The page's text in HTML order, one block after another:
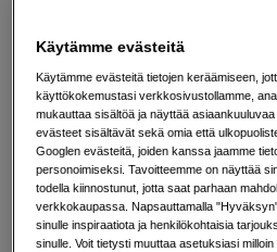
3 659 EUR
Käytämme evästeitä
Käytämme evästeitä tietojen keräämiseen,
käyttökokemustasi verkkosivustollamme,
mukauttaa sisältöä ja näyttää
evästeet sisältävät sekä omia että
Googlen evästeitä, joiden kanssa jaamme
personoimiseksi. Tavoitteemme on näyttää
todella kiinnostunut, jotta saat parhaan
verkkokaupassa. Napsauttamalla
sinulle inspiraatiota ja henkilökohtaisia
sinulle. Voit tietysti muuttaa asetuksiasi milloin